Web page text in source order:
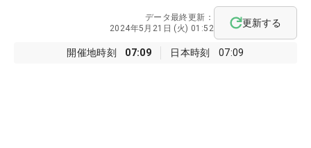
開催地時刻 07:09 日本時刻 07:09
データ最終更新：
2024年5月21日 (火) 01:52
更新する